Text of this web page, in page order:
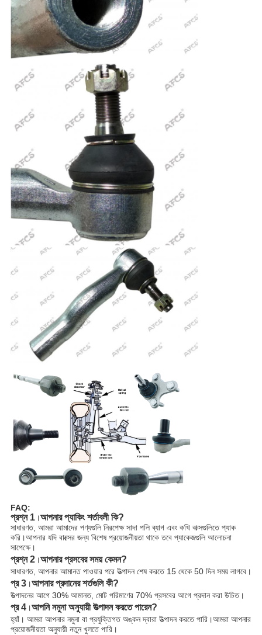
FAQ:
প্রশ্ন 1।আপনার প্যাকিং শর্তাবলী কি?
সাধারণত, আমরা আমাদের পণ্যগুলি নিরপেক্ষ সাদা পলি ব্যাগ এবং কখি বাক্সগুলিতে প্যাক
করি।আপনার যদি বাক্সের জন্য বিশেষ প্রয়োজনীয়তা থাকে তবে প্যাকেজগুলি আলোচনা
সাপেক্ষে।
প্রশ্ন 2।আপনার প্রসবের সময় কেমন?
সাধারণত, আপনার আমানত পাওয়ার পরে উত্পাদন শেষ করতে 15 থেকে 50 দিন সময় লাগবে।
প্র 3।আপনার প্রদানের শর্তগুলি কী?
উত্পাদনের আগে 30% আমানত, মোট পরিমাণের 70% প্রসবের আগে প্রদান করা উচিত।
প্র 4।আপনি নমুনা অনুযায়ী উত্পাদন করতে পারেন?
হ্যাঁ। আমরা আপনার নমুনা বা প্রযুক্তিগত অঙ্কন দ্বারা উত্পাদন করতে পারি।আমরা আপনার
প্রয়োজনীয়তা অনুযায়ী নতুন খুলতে পারি।